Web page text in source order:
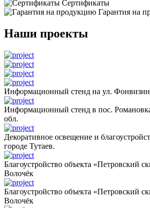
Сертификаты
Гарантия на
Наши проекты
Информационный стенд на ул.
Информационный стенд в пос.
обл.
Декоративное освещение и
городе Тутаев.
Благоустройство объекта «Петровский
Волочёк
Благоустройство объекта «Петровский
Волочёк